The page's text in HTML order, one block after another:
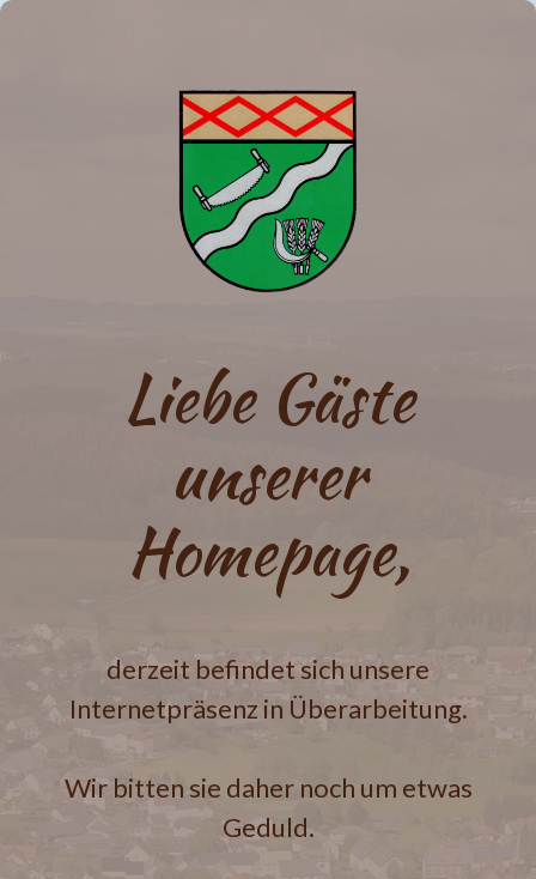
Liebe Gäste
unserer
Homepage,
derzeit befindet sich unsere
Internetpräsenz in Überarbeitung.
Wir bitten sie daher noch um etwas
Geduld.